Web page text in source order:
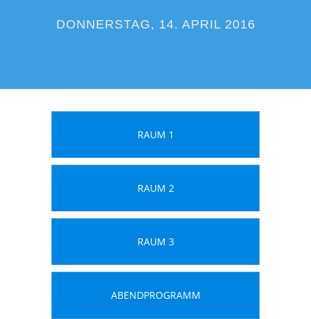
DONNERSTAG, 14. APRIL 2016
RAUM 1
RAUM 2
RAUM 3
ABENDPROGRAMM